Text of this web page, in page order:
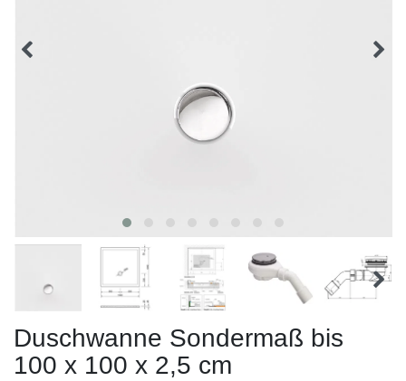
Duschwanne Sondermaß bis
100 x 100 x 2,5 cm